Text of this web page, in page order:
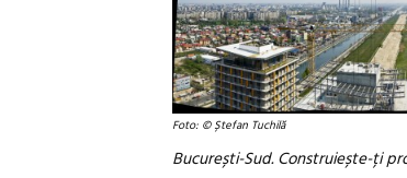
Foto: © Ștefan Tuchilă
București-Sud. Construiește-ți